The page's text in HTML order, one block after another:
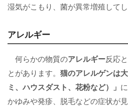
湿気がこもり、菌が異常増殖して
アレルギー
何らかの物質のアレルギー反応
とがあります。 猫のアレルゲンは
ミ、ハウスダスト、花粉など）」
かゆみや発疹、脱毛などの症状が